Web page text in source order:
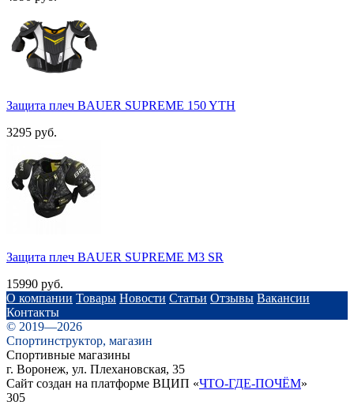
Защита плеч BAUER SUPREME 150 YTH
3295 руб.
Защита плеч BAUER SUPREME M3 SR
15990 руб.
О компании Товары Новости Статьи Отзывы Вакансии
Контакты
© 2019—2026
Спортинструктор, магазин
Спортивные магазины
г. Воронеж, ул. Плехановская, 35
Сайт создан на платформе ВЦИП «ЧТО-ГДЕ-ПОЧЁМ»
305